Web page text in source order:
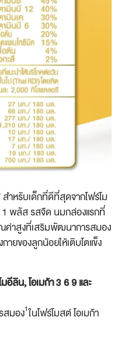
ำหรับเด็กที่ดีที่สุดจากโฟร์โม
1 พลัส รสจืด นมกล่องแรกที่
ค่าสูงที่เสริมพัฒนาการสมอง
ยของลูกน้อยให้เติบโตแข็ง
ลิน, โอเมก้า 3 6 9 และ
สมอง1ในโฟร์โมสต์ โอเมก้า